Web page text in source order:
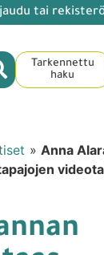
tai
Tarkennettu
haku
» Anna